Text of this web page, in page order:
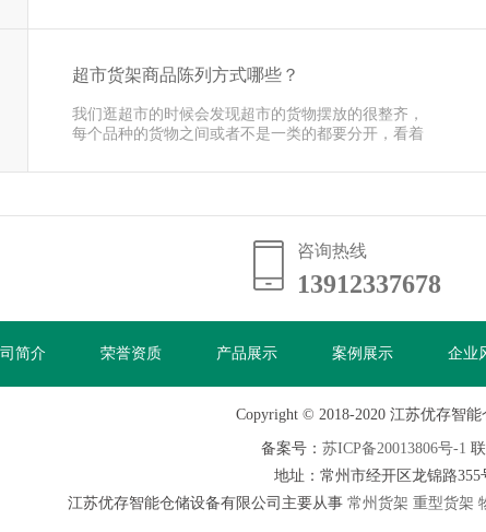
超市货架商品陈列方式哪些？
我们逛超市的时候会发现超市的货物摆放的很整齐，
每个品种的货物之间或者不是一类的都要分开，看着
咨询热线
13912337678
13912337678
简介 荣誉资质 产品展示 案例展示 企业
Copyright © 2018-2020 江苏优存智
备案号： 苏ICP备20013806号-1
地址：常州市经开区龙锦路
江苏优存智能仓储设备有限公司主要从事 常州货架 重型货架